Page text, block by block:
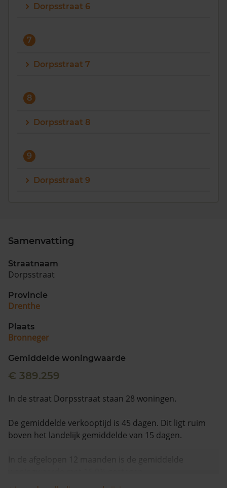
Dorpsstraat 6
7
Dorpsstraat 7
8
Dorpsstraat 8
9
Dorpsstraat 9
Samenvatting
Straatnaam
Dorpsstraat
Provincie
Drenthe
Plaats
Bronneger
Gemiddelde woningwaarde
€ 389.259
In de straat Dorpsstraat staan 28 woningen.
De gemiddelde verkooptijd is 45 dagen. Dit ligt ruim
boven het landelijk gemiddelde van 15 dagen.
In de afgelopen 12 maanden is de gemiddelde